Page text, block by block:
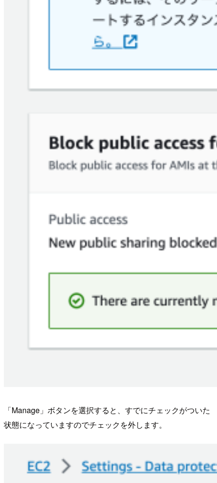
「Manage」ボタンを選択すると、すでにチェックがついた
状態になっていますのでチェックを外します。